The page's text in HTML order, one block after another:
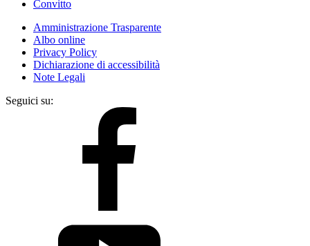
Convitto
Amministrazione Trasparente
Albo online
Privacy Policy
Dichiarazione di accessibilità
Note Legali
Seguici su: